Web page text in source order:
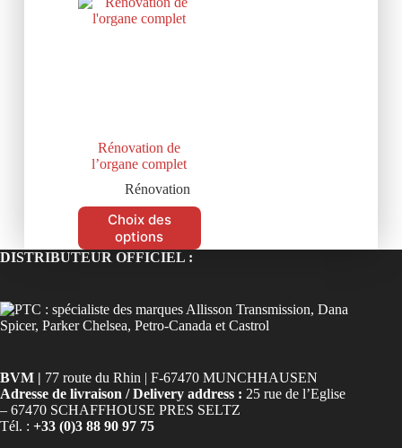
Rénovation de
l’organe complet
Rénovation
Choix des
options
DISTRIBUTEUR OFFICIEL :
BVM | 77 route du Rhin | F-67470 MUNCHHAUSEN
Adresse de livraison / Delivery address : 25 rue de l’Eglise
– 67470 SCHAFFHOUSE PRES SELTZ
Tél. : +33 (0)3 88 90 97 75